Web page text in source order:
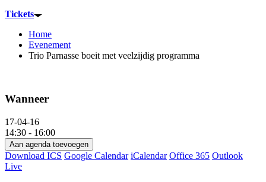
Tickets
Home
Evenement
Trio Parnasse boeit met veelzijdig programma
Wanneer
17-04-16
14:30 - 16:00
Aan agenda toevoegen
Download ICS Google Calendar iCalendar Office 365 Outlook
Live